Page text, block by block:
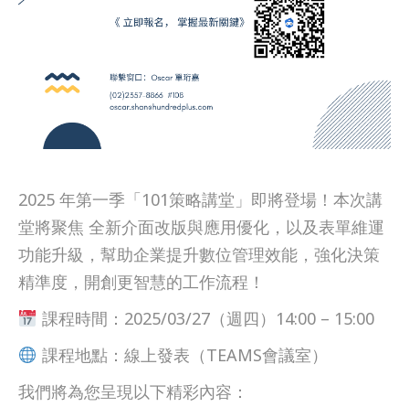
2025 年第一季「101策略講堂」即將登場！本次講
堂將聚焦 全新介面改版與應用優化，以及表單維運
功能升級，幫助企業提升數位管理效能，強化決策
精準度，開創更智慧的工作流程！
課程時間：2025/03/27（週四）14:00 – 15:00
課程地點：線上發表（TEAMS會議室）
我們將為您呈現以下精彩內容：